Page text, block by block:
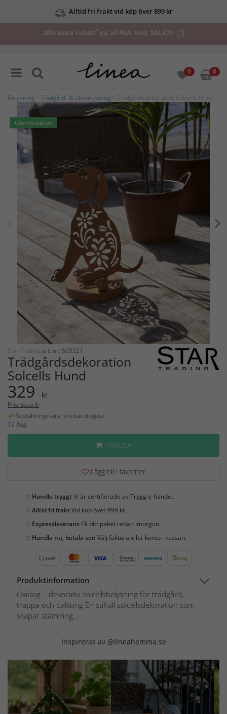
Alltid fri frakt vid köp över 899 kr
20% extra rabatt*på all REA. Kod: SALE20
0 0
Belysning Trädgård- & utebelysning > Trädgårdsdekoration Solcells Hund
Utomhusbruk
Star Trading art. nr: 563321
Trädgårdsdekoration
Solcells Hund
329 kr
Prishistorik
Beställningsvara, skickas tidigast
12 Aug
HANDLA
Lägg till i favoriter
Handla tryggtVi är certifierade av Trygg e-handel.
Alltid fri fraktVid köp över 899 kr.
Expressleverans Få ditt paket redan imorgon.
Handla nu, betala sen Välj faktura eller konto i kassan.
Produktinformation
Oxidog – dekorativ solcellsbelysning för trädgård,
trappa och balkong En stilfull solcellsdekoration som
skapar stämning...
Inspireras av @lineahemma.se